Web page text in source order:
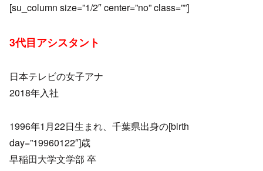
[su_column size=”1/2″ center=”no” class=””]
3代目アシスタント
日本テレビの女子アナ
2018年入社
1996年1月22日生まれ、千葉県出身の[birth
day=”19960122″]歳
早稲田大学文学部 卒